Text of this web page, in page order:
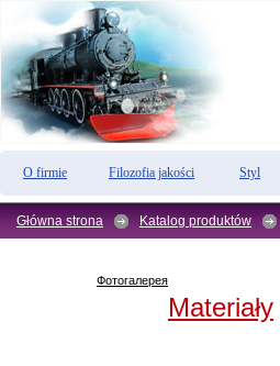
O firmie Filozofia jakości Styl
Główna strona Katalog produktów
Фотогалерея
Materiały